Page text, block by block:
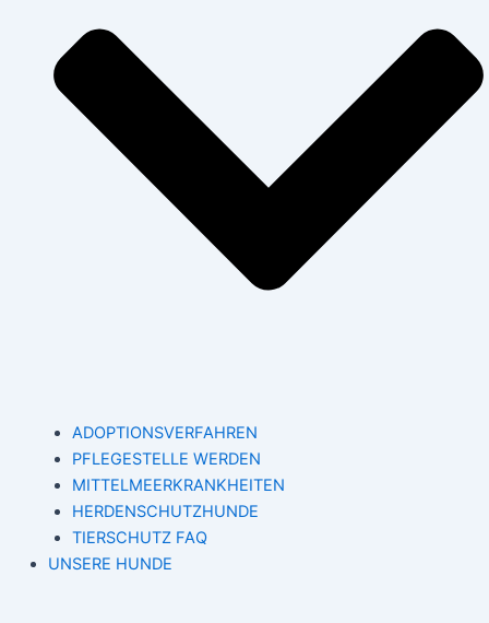
ADOPTIONSVERFAHREN
PFLEGESTELLE WERDEN
MITTELMEERKRANKHEITEN
HERDENSCHUTZHUNDE
TIERSCHUTZ FAQ
UNSERE HUNDE